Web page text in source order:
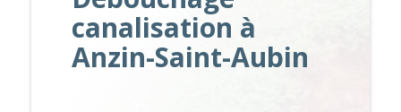
canalisation à
Anzin-Saint-Aubin